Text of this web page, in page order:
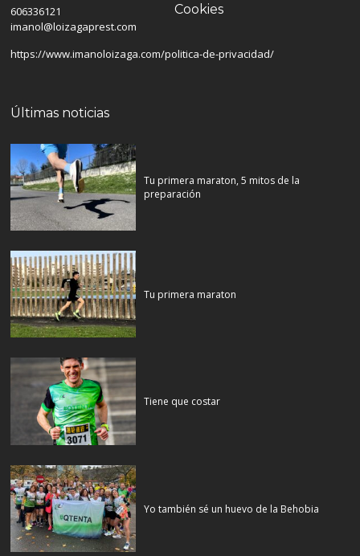
606336121
imanol@loizagaprest.com
Cookies
https://www.imanoloizaga.com/politica-de-privacidad/
Últimas noticias
Tu primera maraton, 5 mitos de la
preparación
Tu primera maraton
Tiene que costar
Yo también sé un huevo de la Behobia